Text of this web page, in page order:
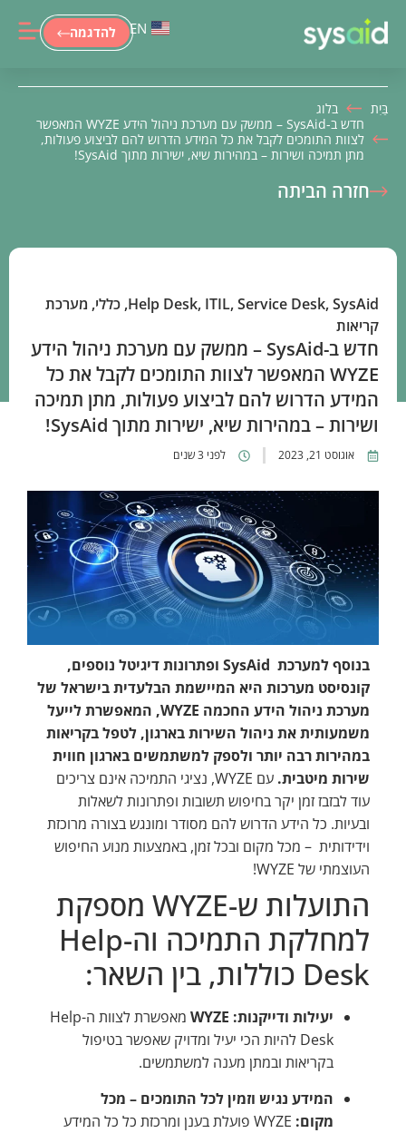
להדגמה EN
בַּיִת
בלוג
חדש ב-SysAid – ממשק עם מערכת ניהול הידע WYZE המאפשר
לצוות התומכים לקבל את כל המידע הדרוש להם לביצוע פעולות,
מתן תמיכה ושירות – במהירות שיא, ישירות מתוך SysAid!
חזרה הביתה
Help Desk, ITIL,Service Desk,SysAid
, כללי, מערכת
קריאות
חדש ב-SysAid – ממשק עם מערכת ניהול הידע
WYZE המאפשר לצוות התומכים לקבל את כל
המידע הדרוש להם לביצוע פעולות, מתן תמיכה
ושירות – במהירות שיא, ישירות מתוך SysAid!
אוגוסט 21, 2023 לפני 3 שנים
בנוסף למערכת SysAid ופתרונות דיגיטל נוספים,
קונסיסט מערכות היא המיישמת הבלעדית בישראל של
מערכת ניהול הידע החכמה WYZE, המאפשרת לייעל
משמעותית את ניהול השירות בארגון, לטפל בקריאות
במהירות רבה יותר ולספק למשתמשים בארגון חווית
שירות מיטבית.
עם WYZE, נציגי התמיכה אינם צריכים
עוד לבזבז זמן יקר בחיפוש תשובות ופתרונות לשאלות
ובעיות. כל הידע הדרוש להם מסודר ומונגש בצורה מרוכזת
וידידותית – מכל מקום ובכל זמן, באמצעות מנוע החיפוש
העוצמתי של WYZE!
התועלות ש-WYZE מספקת
למחלקת התמיכה וה-Help
Desk כוללות, בין השאר:
יעילות ודייקנות: WYZE
מאפשרת לצוות ה-Help
Desk להיות הכי יעיל ומדויק שאפשר בטיפול
בקריאות ובמתן מענה למשתמשים.
המידע נגיש וזמין לכל התומכים – מכל
מקום:
WYZE פועלת בענן ומרכזת כל כל המידע